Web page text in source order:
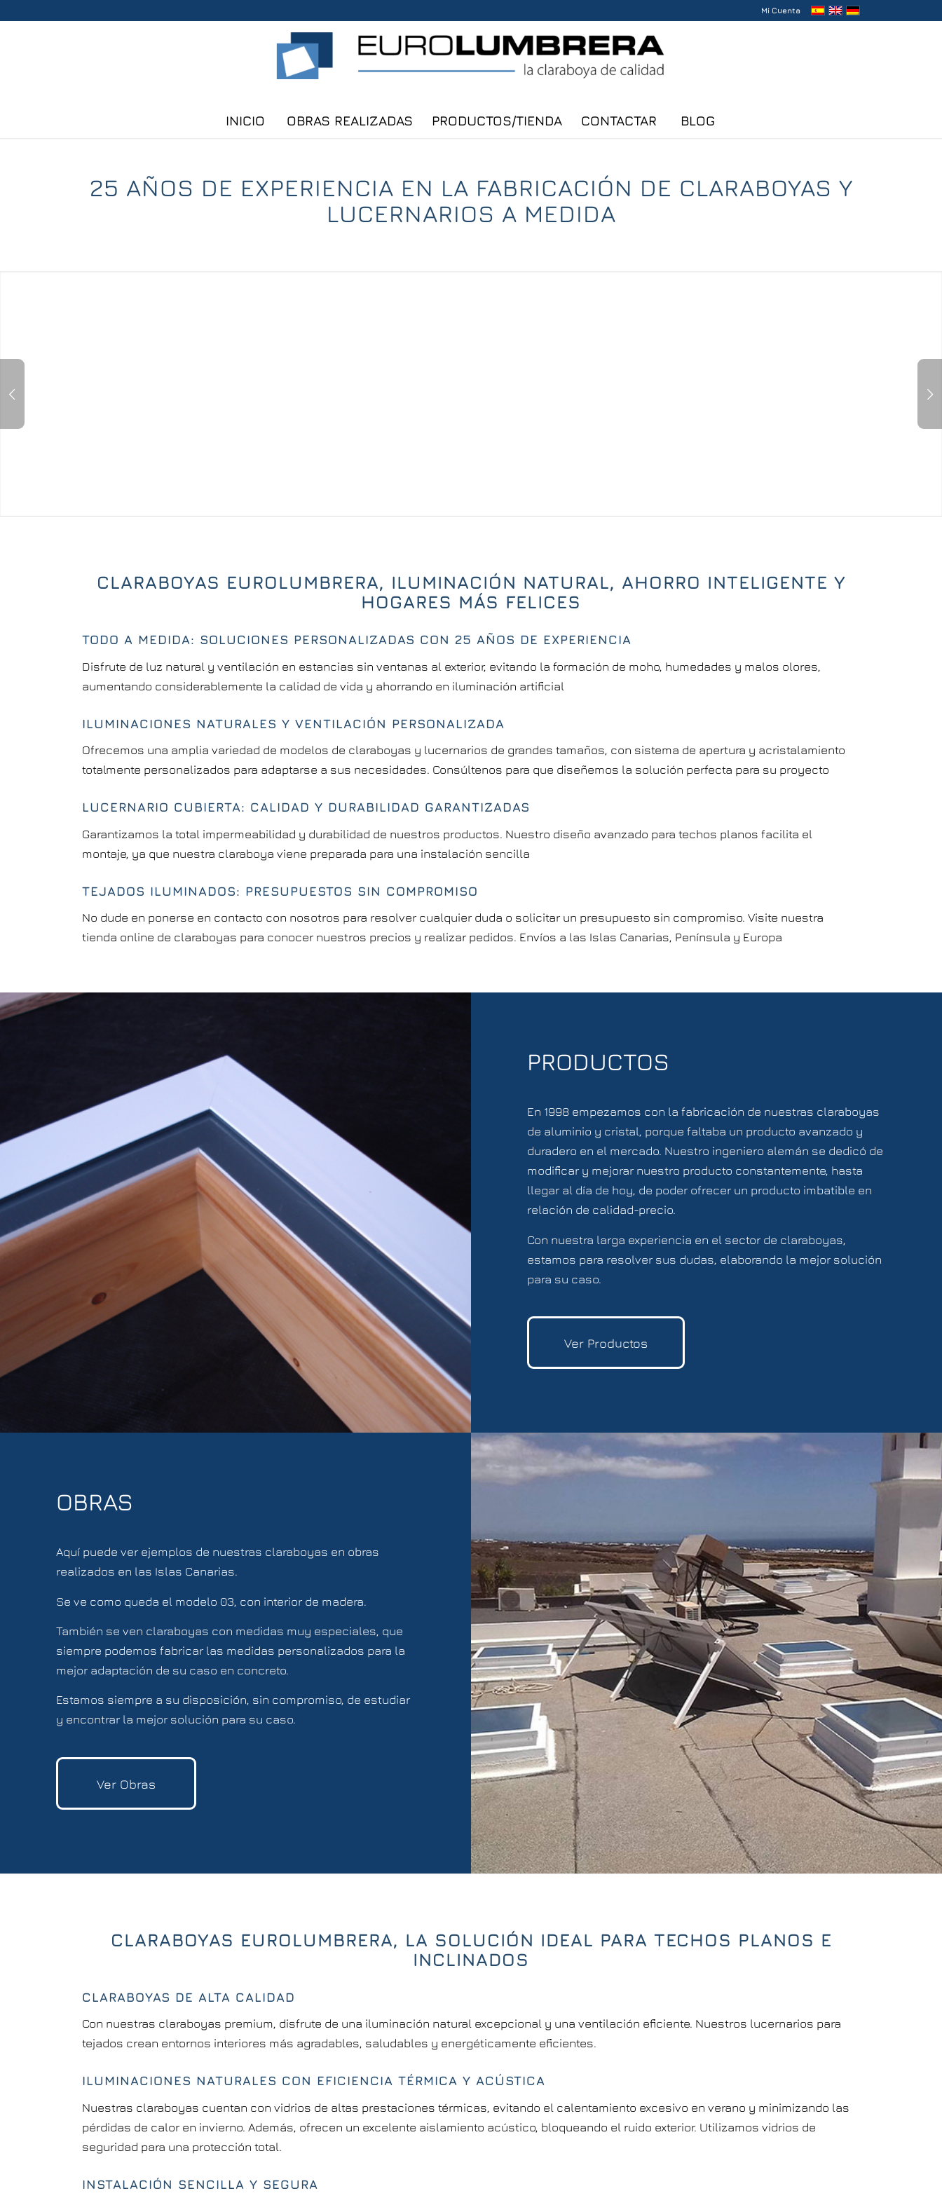
Mi Cuenta
INICIO OBRAS REALIZADAS PRODUCTOS/TIENDA CONTACTAR BLOG
25 AÑOS DE EXPERIENCIA EN LA FABRICACIÓN DE CLARABOYAS Y
LUCERNARIOS A MEDIDA
CLARABOYAS EUROLUMBRERA, ILUMINACIÓN NATURAL, AHORRO INTELIGENTE Y
HOGARES MÁS FELICES
TODO A MEDIDA: SOLUCIONES PERSONALIZADAS CON 25 AÑOS DE EXPERIENCIA
Disfrute de luz natural y ventilación en estancias sin ventanas al exterior, evitando la formación de moho, humedades y malos olores,
aumentando considerablemente la calidad de vida y ahorrando en iluminación artificial
ILUMINACIONES NATURALES Y VENTILACIÓN PERSONALIZADA
Ofrecemos una amplia variedad de modelos de claraboyas y lucernarios de grandes tamaños, con sistema de apertura y acristalamiento
totalmente personalizados para adaptarse a sus necesidades. Consúltenos para que diseñemos la solución perfecta para su proyecto
LUCERNARIO CUBIERTA: CALIDAD Y DURABILIDAD GARANTIZADAS
Garantizamos la total impermeabilidad y durabilidad de nuestros productos. Nuestro diseño avanzado para techos planos facilita el
montaje, ya que nuestra claraboya viene preparada para una instalación sencilla
TEJADOS ILUMINADOS: PRESUPUESTOS SIN COMPROMISO
No dude en ponerse en contacto con nosotros para resolver cualquier duda o solicitar un presupuesto sin compromiso. Visite nuestra
tienda online de claraboyas para conocer nuestros precios y realizar pedidos. Envíos a las Islas Canarias, Península y Europa
PRODUCTOS
En 1998 empezamos con la fabricación de nuestras claraboyas
de aluminio y cristal, porque faltaba un producto avanzado y
duradero en el mercado. Nuestro ingeniero alemán se dedicó de
modificar y mejorar nuestro producto constantemente, hasta
llegar al día de hoy, de poder ofrecer un producto imbatible en
relación de calidad-precio.
Con nuestra larga experiencia en el sector de claraboyas,
estamos para resolver sus dudas, elaborando la mejor solución
para su caso.
Ver Productos
OBRAS
Aquí puede ver ejemplos de nuestras claraboyas en obras
realizados en las Islas Canarias.
Se ve como queda el modelo 03, con interior de madera.
También se ven claraboyas con medidas muy especiales, que
siempre podemos fabricar las medidas personalizados para la
mejor adaptación de su caso en concreto.
Estamos siempre a su disposición, sin compromiso, de estudiar
y encontrar la mejor solución para su caso.
Ver Obras
CLARABOYAS EUROLUMBRERA, LA SOLUCIÓN IDEAL PARA TECHOS PLANOS E
INCLINADOS
CLARABOYAS DE ALTA CALIDAD
Con nuestras claraboyas premium, disfrute de una iluminación natural excepcional y una ventilación eficiente. Nuestros lucernarios para
tejados crean entornos interiores más agradables, saludables y energéticamente eficientes.
ILUMINACIONES NATURALES CON EFICIENCIA TÉRMICA Y ACÚSTICA
Nuestras claraboyas cuentan con vidrios de altas prestaciones térmicas, evitando el calentamiento excesivo en verano y minimizando las
pérdidas de calor en invierno. Además, ofrecen un excelente aislamiento acústico, bloqueando el ruido exterior. Utilizamos vidrios de
seguridad para una protección total.
INSTALACIÓN SENCILLA Y SEGURA